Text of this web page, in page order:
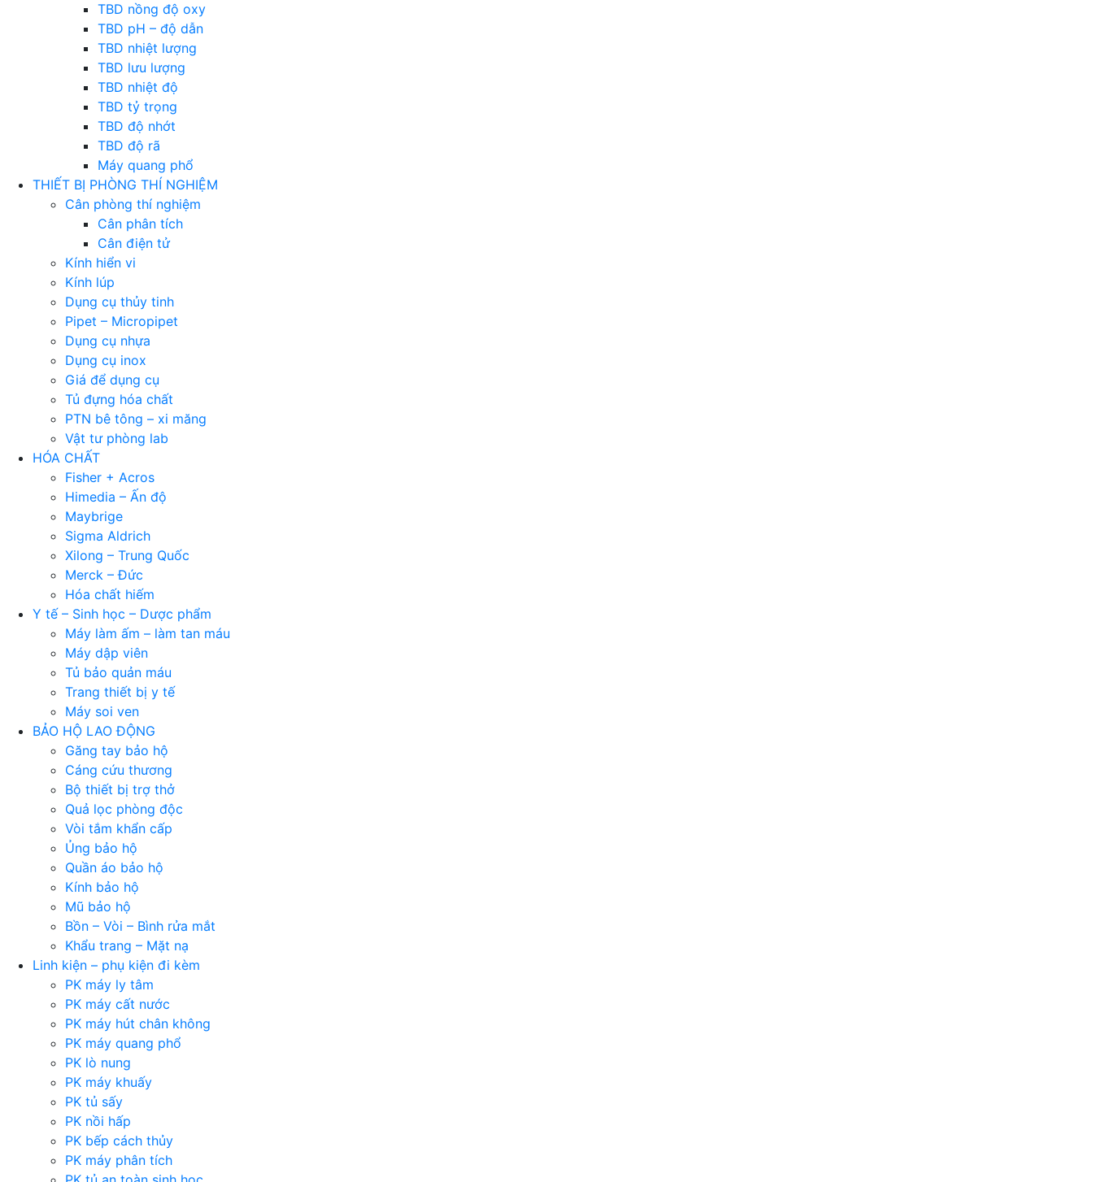
TBD nồng độ oxy
TBD pH – độ dẫn
TBD nhiệt lượng
TBD lưu lượng
TBD nhiệt độ
TBD tỷ trọng
TBD độ nhớt
TBD độ rã
Máy quang phổ
THIẾT BỊ PHÒNG THÍ NGHIỆM
Cân phòng thí nghiệm
Cân phân tích
Cân điện tử
Kính hiển vi
Kính lúp
Dụng cụ thủy tinh
Pipet – Micropipet
Dụng cụ nhựa
Dụng cụ inox
Giá để dụng cụ
Tủ đựng hóa chất
PTN bê tông – xi măng
Vật tư phòng lab
HÓA CHẤT
Fisher + Acros
Himedia – Ấn độ
Maybrige
Sigma Aldrich
Xilong – Trung Quốc
Merck – Đức
Hóa chất hiếm
Y tế – Sinh học – Dược phẩm
Máy làm ấm – làm tan máu
Máy dập viên
Tủ bảo quản máu
Trang thiết bị y tế
Máy soi ven
BẢO HỘ LAO ĐỘNG
Găng tay bảo hộ
Cáng cứu thương
Bộ thiết bị trợ thở
Quả lọc phòng độc
Vòi tắm khẩn cấp
Ủng bảo hộ
Quần áo bảo hộ
Kính bảo hộ
Mũ bảo hộ
Bồn – Vòi – Bình rửa mắt
Khẩu trang – Mặt nạ
Linh kiện – phụ kiện đi kèm
PK máy ly tâm
PK máy cất nước
PK máy hút chân không
PK máy quang phổ
PK lò nung
PK máy khuấy
PK tủ sấy
PK nồi hấp
PK bếp cách thủy
PK máy phân tích